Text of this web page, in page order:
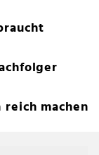
reich machen